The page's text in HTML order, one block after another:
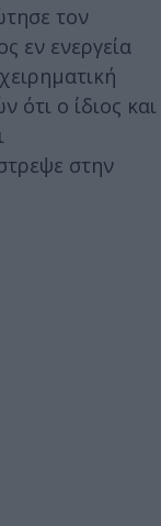
τον
εν ενεργεία
ο ίδιος και
στην